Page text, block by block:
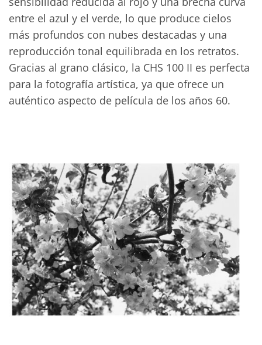
entre el azul y el verde, lo que produce cielos
más profundos con nubes destacadas y una
reproducción tonal equilibrada en los retratos.
Gracias al grano clásico, la CHS 100 II es perfecta
para la fotografía artística, ya que ofrece un
auténtico aspecto de película de los años 60.